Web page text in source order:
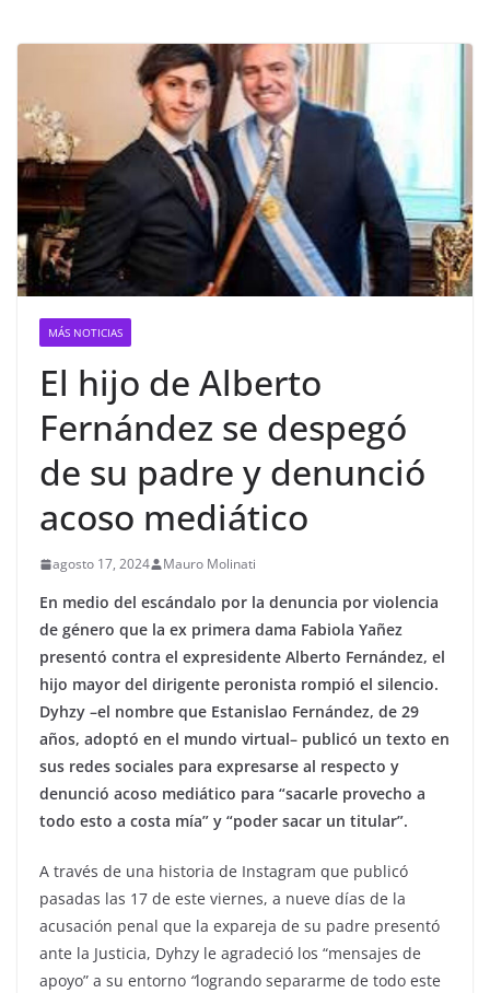
MÁS NOTICIAS
El hijo de Alberto
Fernández se despegó
de su padre y denunció
acoso mediático
agosto 17, 2024 Mauro Molinati
En medio del escándalo por la denuncia por violencia
de género que la ex primera dama Fabiola Yañez
presentó contra el expresidente Alberto Fernández, el
hijo mayor del dirigente peronista rompió el silencio.
Dyhzy –el nombre que Estanislao Fernández, de 29
años, adoptó en el mundo virtual– publicó un texto en
sus redes sociales para expresarse al respecto y
denunció acoso mediático para “sacarle provecho a
todo esto a costa mía” y “poder sacar un titular”.
A través de una historia de Instagram que publicó
pasadas las 17 de este viernes, a nueve días de la
acusación penal que la expareja de su padre presentó
ante la Justicia, Dyhzy le agradeció los “mensajes de
apoyo” a su entorno “logrando separarme de todo este